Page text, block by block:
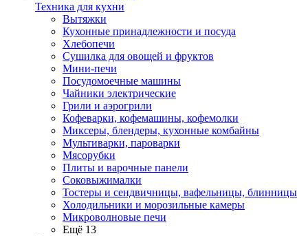
Техника для кухни
Вытяжки
Кухонные принадлежности и посуда
Хлебопечи
Сушилка для овощей и фруктов
Мини-печи
Посудомоечные машины
Чайники электрические
Грили и аэрогрили
Кофеварки, кофемашины, кофемолки
Миксеры, блендеры, кухонные комбайны
Мультиварки, пароварки
Мясорубки
Плиты и варочные панели
Соковыжималки
Тостеры и сендвичницы, вафельницы, блинницы
Холодильники и морозильные камеры
Микроволновые печи
Ещё 13